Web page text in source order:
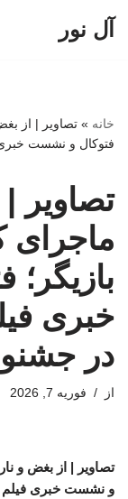
آل نور
خانه » تصاویر | از
فتوکال و نشست
تصاویر
ماجرای
خبری
در
از فوریه 7, 2026
تصاویر | از بغض و
و نشست خبری فیلم